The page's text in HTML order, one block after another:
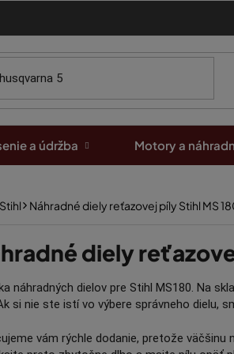
a údržba Motory a
Náhradné diely reťazovej píly Stihl MS
diely
náhradných dielov pre Stihl MS180. Na
si nie ste istí vo výbere správneho dielu,
vám rýchle dodanie, pretože